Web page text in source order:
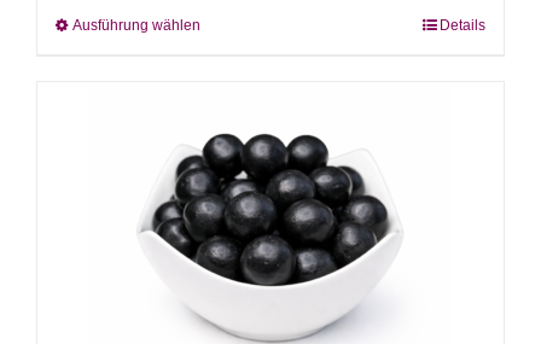
Ausführung wählen
mehrere
Varianten
auf.
Die
Optionen
können
Details